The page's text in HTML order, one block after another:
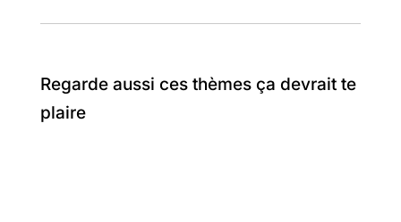
Regarde aussi ces thèmes ça devrait te
plaire